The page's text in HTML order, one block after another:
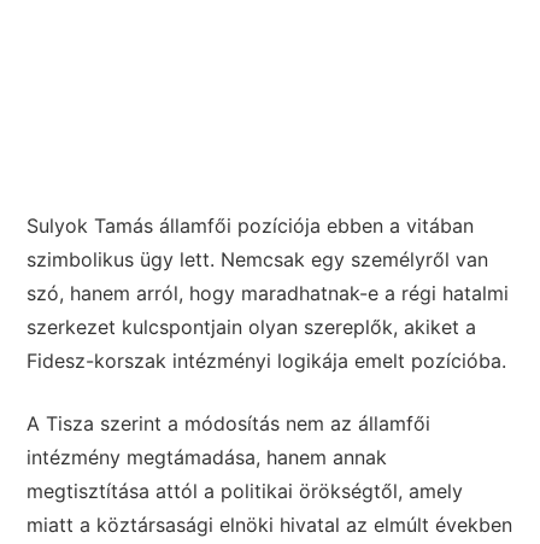
Sulyok Tamás államfői pozíciója ebben a vitában
szimbolikus ügy lett. Nemcsak egy személyről van
szó, hanem arról, hogy maradhatnak-e a régi hatalmi
szerkezet kulcspontjain olyan szereplők, akiket a
Fidesz-korszak intézményi logikája emelt pozícióba.
A Tisza szerint a módosítás nem az államfői
intézmény megtámadása, hanem annak
megtisztítása attól a politikai örökségtől, amely
miatt a köztársasági elnöki hivatal az elmúlt években